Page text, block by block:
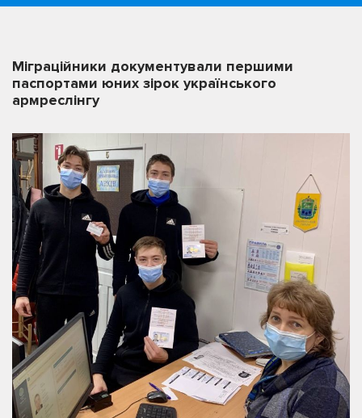
Міграційники документували першими
паспортами юних зірок українського
армреслінгу